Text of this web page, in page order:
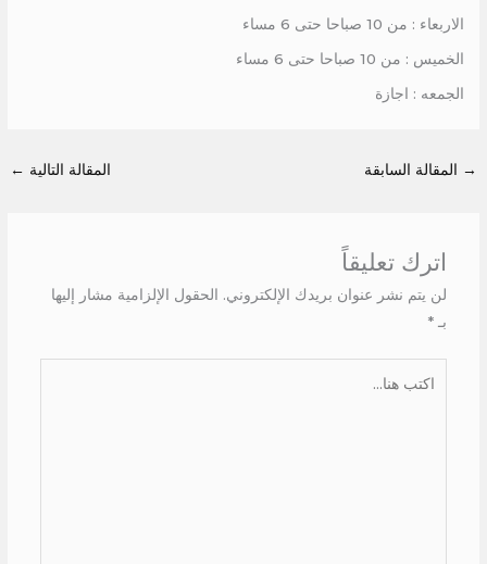
الاربعاء : من 10 صباحا حتى 6 مساء
الخميس : من 10 صباحا حتى 6 مساء
الجمعه : اجازة
→ المقالة السابقة المقالة التالية ←
اترك تعليقاً
لن يتم نشر عنوان بريدك الإلكتروني. الحقول الإلزامية مشار إليها
بـ *